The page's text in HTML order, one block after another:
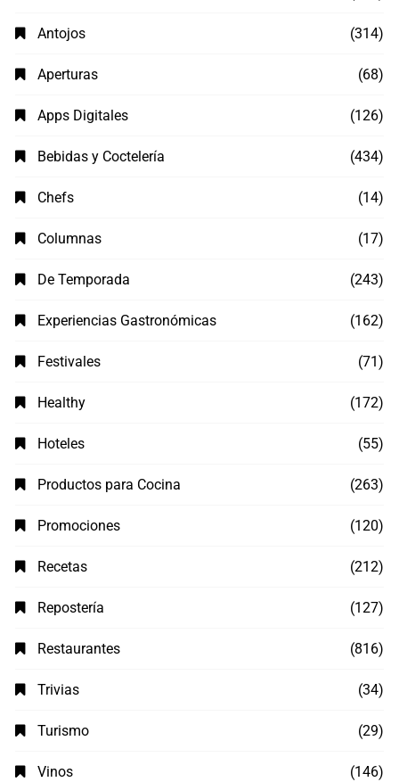
Antojos (314)
Aperturas (68)
Apps Digitales (126)
Bebidas y Coctelería (434)
Chefs (14)
Columnas (17)
De Temporada (243)
Experiencias Gastronómicas (162)
Festivales (71)
Healthy (172)
Hoteles (55)
Productos para Cocina (263)
Promociones (120)
Recetas (212)
Repostería (127)
Restaurantes (816)
Trivias (34)
Turismo (29)
Vinos (146)